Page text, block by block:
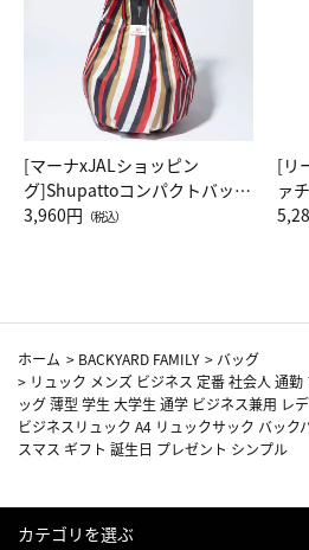
[マーナxJALショッピン
グ]Shupattoコンパクトバッグ
Drop JAL客室乗務員（LC）ス
3,960円 （税込）
[リ
ァ
ト
ホーム > BACKYARD FAMILY > バッグ
> リュック メンズ ビジネス 定番 社会人 通
ッグ 薄型 学生 大学生 通学 ビジネス兼用 レ
ビジネスリュック A4 リュックサック バック
スマス ギフト 誕生日 プレゼント シンプル
カテゴリを選ぶ